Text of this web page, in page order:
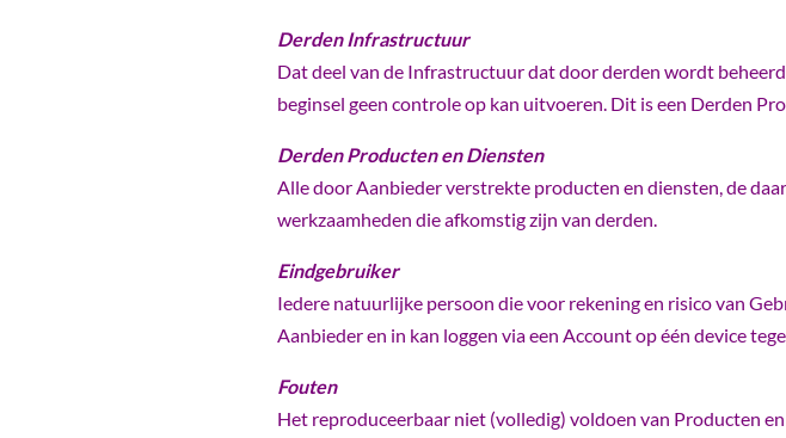
Derden Infrastructuur
Dat deel van de Infrastructuur dat door derden wordt
beginsel geen controle op kan uitvoeren. Dit is een Derden
Derden Producten en Diensten
Alle door Aanbieder verstrekte producten en diensten, de
werkzaamheden die afkomstig zijn van derden.
Eindgebruiker
Iedere natuurlijke persoon die voor rekening en risico van
Aanbieder en in kan loggen via een Account op één device
Fouten
Het reproduceerbaar niet (volledig) voldoen van Producten